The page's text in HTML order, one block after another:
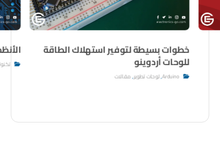
خطوات بسيطة لتوفير استهلاك الطاقة
للوحات أردوينو
Arduino
,لوحات تطوير,مقالات